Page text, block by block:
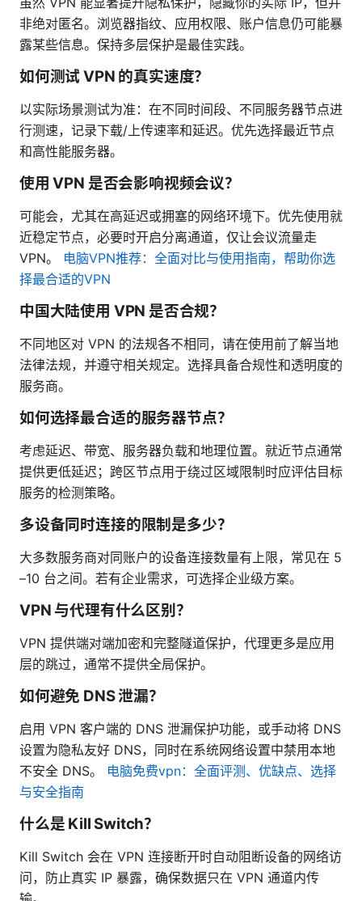
非绝对匿名。浏览器指纹、应用权限、账户信息仍可能暴
露某些信息。保持多层保护是最佳实践。
如何测试 VPN 的真实速度？
以实际场景测试为准：在不同时间段、不同服务器节点进
行测速，记录下载/上传速率和延迟。优先选择最近节点
和高性能服务器。
使用 VPN 是否会影响视频会议？
可能会，尤其在高延迟或拥塞的网络环境下。优先使用就
近稳定节点，必要时开启分离通道，仅让会议流量走
VPN。 电脑VPN推荐：全面对比与使用指南，帮助你选
择最合适的VPN
中国大陆使用 VPN 是否合规？
不同地区对 VPN 的法规各不相同，请在使用前了解当地
法律法规，并遵守相关规定。选择具备合规性和透明度的
服务商。
如何选择最合适的服务器节点？
考虑延迟、带宽、服务器负载和地理位置。就近节点通常
提供更低延迟；跨区节点用于绕过区域限制时应评估目标
服务的检测策略。
多设备同时连接的限制是多少？
大多数服务商对同账户的设备连接数量有上限，常见在 5
–10 台之间。若有企业需求，可选择企业级方案。
VPN 与代理有什么区别？
VPN 提供端对端加密和完整隧道保护，代理更多是应用
层的跳过，通常不提供全局保护。
如何避免 DNS 泄漏？
启用 VPN 客户端的 DNS 泄漏保护功能，或手动将 DNS
设置为隐私友好 DNS，同时在系统网络设置中禁用本地
不安全 DNS。 电脑免费vpn：全面评测、优缺点、选择
与安全指南
什么是 Kill Switch？
Kill Switch 会在 VPN 连接断开时自动阻断设备的网络访
问，防止真实 IP 暴露，确保数据只在 VPN 通道内传